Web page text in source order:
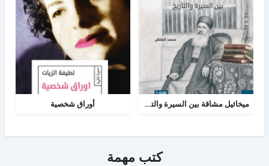
ميخائيل مشاقة بين السيرة والتاريخ أوراق شخصية
كتب مهمة